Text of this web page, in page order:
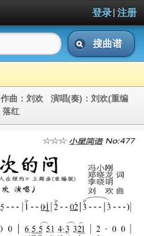
登录| 注册
搜曲谱
作曲： 刘欢 演唱(奏)： 刘欢(重编
落红